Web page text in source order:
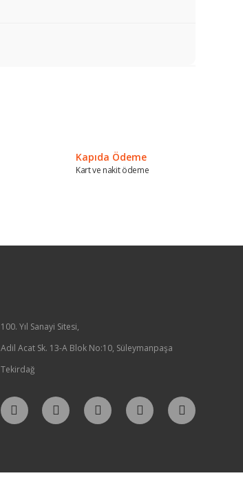
Kapıda Ödeme
Kart ve nakit ödeme
100. Yıl Sanayi Sitesi,
Adil Acat Sk. 13-A Blok No:10, Süleymanpaşa
Tekirdağ